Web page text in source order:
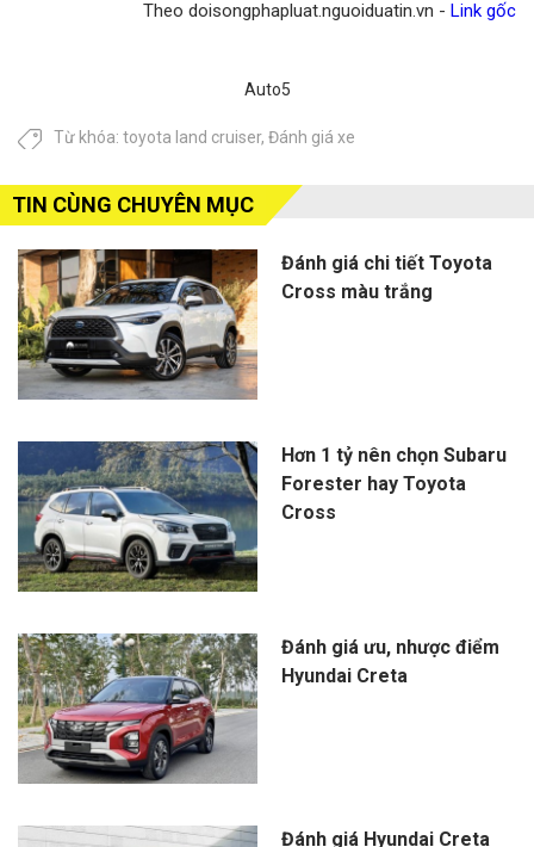
Theo doisongphapluat.nguoiduatin.vn - Link gốc
Auto5
Từ khóa: toyota land cruiser, Đánh giá xe
TIN CÙNG CHUYÊN MỤC
Đánh giá chi tiết Toyota
Cross màu trắng
Hơn 1 tỷ nên chọn Subaru
Forester hay Toyota
Cross
Đánh giá ưu, nhược điểm
Hyundai Creta
Đánh giá Hyundai Creta